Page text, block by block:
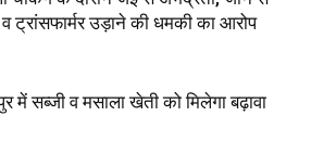
व ट्रांसफार्मर उड़ाने की धमकी का आरोप
में सब्जी व मसाला खेती को मिलेगा बढ़ावा